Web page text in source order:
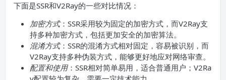
下面是SSR和V2Ray的一些对比情况：
加密方式：SSR采用较为固定的加密方式，而V2Ray支
持多种加密方式，包括更加安全的加密算法。
混淆方式：SSR的混淆方式相对固定，容易被识别，而
V2Ray支持多种伪装方式，能够更好地应对网络审查。
配置和使用：SSR相对简单易用，适合普通用户；V2Ra